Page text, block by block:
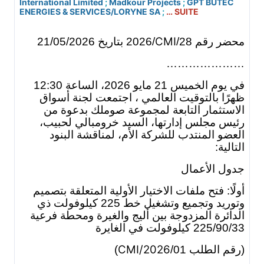
ENERGIES & SERVICES/LORYNE SA ; … SUITE
محضر رقم 28/ CMI/2026 بتاريخ 21/05/2026
…………………
في يوم الخميس 21 مايو 2026، الساعة 12:30
ظهرًا بالتوقيت العالمي ، اجتمعت لجنة أسواق
الاستثمار التابعة لمجموعة صوملك بدعوة من
رئيس مجلس إدارتها، السيد خرومبالي لحبيب،
العضو المنتدب للشركة الأم، لمناقشة البنود
التالية:
جدول الأعمال
أولًا: فتح ملفات الاختيار الأولية المتعلقة بتصميم
وتوريد وتجميع وتشغيل خط 225 كيلوفولت ذي
الدائرة المزدوجة بين أليج والغيرة ومحطة فرعية
225/90/33 كيلوفولت في الغايرة
(رقم الطلب 01/
CMI/2026
)